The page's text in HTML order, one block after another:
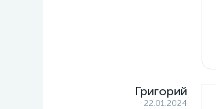
Григорий
22.01.2024